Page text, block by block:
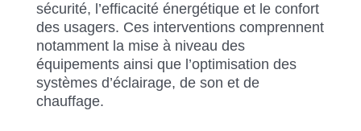
sécurité, l’efficacité énergétique et le confort
des usagers. Ces interventions comprennent
notamment la mise à niveau des
équipements ainsi que l’optimisation des
systèmes d’éclairage, de son et de
chauffage.